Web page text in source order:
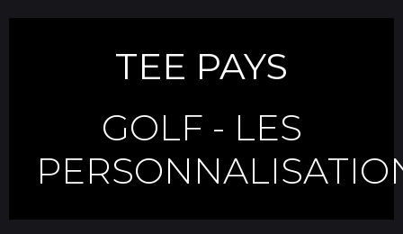
TEE PAYS
GOLF - LES